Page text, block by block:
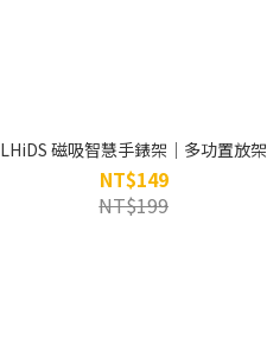
LHiDS 磁吸智慧手錶架｜多功置放架
NT$149
NT$199